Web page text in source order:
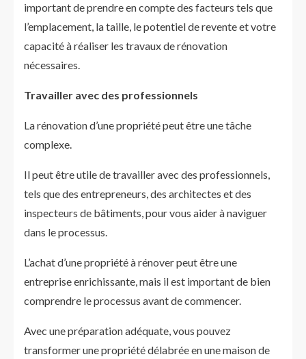
important de prendre en compte des facteurs tels que
l’emplacement, la taille, le potentiel de revente et votre
capacité à réaliser les travaux de rénovation
nécessaires.
Travailler avec des professionnels
La rénovation d’une propriété peut être une tâche
complexe.
Il peut être utile de travailler avec des professionnels,
tels que des entrepreneurs, des architectes et des
inspecteurs de bâtiments, pour vous aider à naviguer
dans le processus.
L’achat d’une propriété à rénover peut être une
entreprise enrichissante, mais il est important de bien
comprendre le processus avant de commencer.
Avec une préparation adéquate, vous pouvez
transformer une propriété délabrée en une maison de